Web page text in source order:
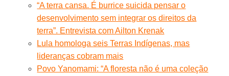
“A terra cansa. É burrice suicida pensar o
desenvolvimento sem integrar os direitos da
terra”. Entrevista com Ailton Krenak
Lula homologa seis Terras Indígenas, mas
lideranças cobram mais
Povo Yanomami: “A floresta não é uma coleção